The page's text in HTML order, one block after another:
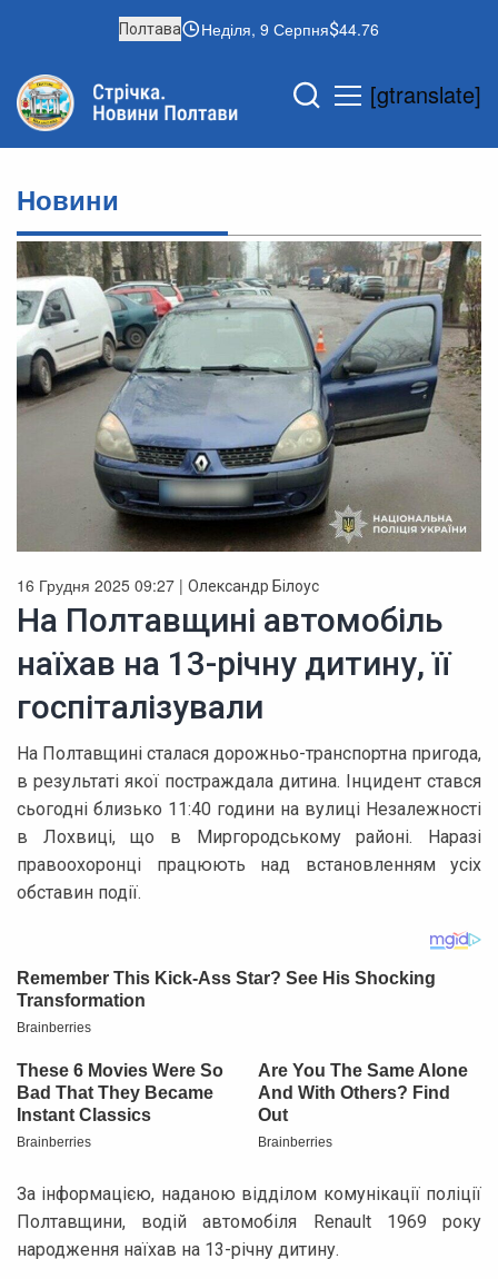
Полтава Неділя, 9 Серпня 44.76
[gtranslate]
Новини
16 Грудня 2025 09:27 | Олександр Білоус
На Полтавщині автомобіль
наїхав на 13-річну дитину, її
госпіталізували
На Полтавщині сталася дорожньо-транспортна пригода,
в результаті якої постраждала дитина. Інцидент стався
сьогодні близько 11:40 години на вулиці Незалежності
в Лохвиці, що в Миргородському районі. Наразі
правоохоронці працюють над встановленням усіх
обставин події.
За інформацією, наданою відділом комунікації поліції
Полтавщини, водій автомобіля Renault 1969 року
народження наїхав на 13-річну дитину.